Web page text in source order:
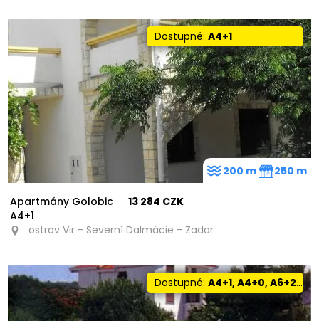
Dostupné:A4+1
Apartmány Golobic
A4+1
13 284 CZK
ostrov Vir - Severní Dalmácie - Zadar
200 m 250 m
Dostupné:A4+1, A4+0, A6+2, A10+1